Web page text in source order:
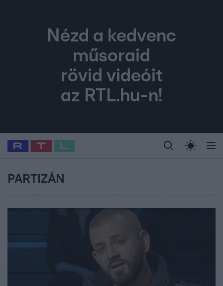
Nézd a kedvenc
műsoraid
rövid videóit
az RTL.hu-n!
Legfrissebb RTL Híradó Randi Celeb vagyok,
Babits Marcella Most Wanted Gallusz
PARTIZÁN